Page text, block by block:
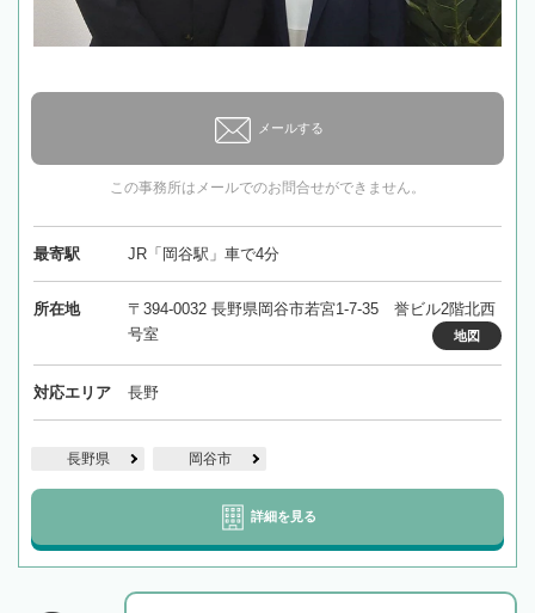
メールする
この事務所はメールでのお問合せができません。
最寄駅 JR「岡谷駅」車で4分
所在地
〒394-0032 長野県岡谷市若宮1-7-35 誉ビル2階北西
号室
地図
対応エリア 長野
長野県 岡谷市
詳細を見る